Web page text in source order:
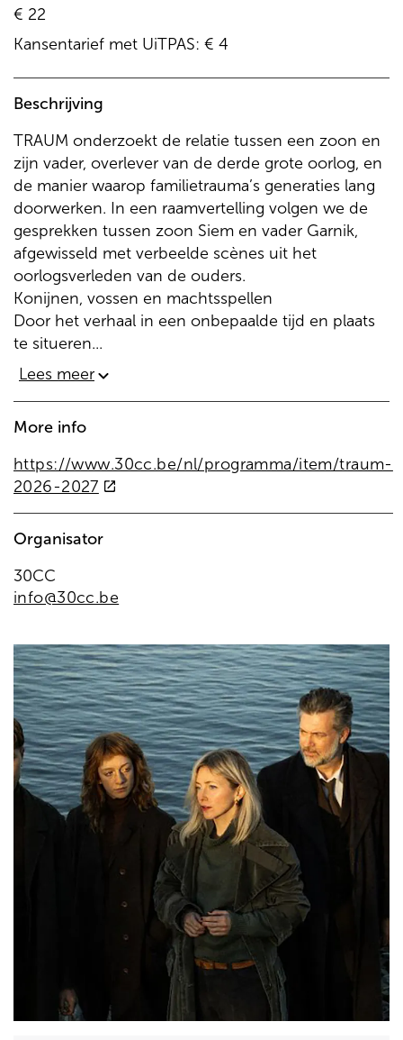
€ 22
Kansentarief met UiTPAS: € 4
Beschrijving
TRAUM onderzoekt de relatie tussen een zoon en
zijn vader, overlever van de derde grote oorlog, en
de manier waarop familietrauma’s generaties lang
doorwerken. In een raamvertelling volgen we de
gesprekken tussen zoon Siem en vader Garnik,
afgewisseld met verbeelde scènes uit het
oorlogsverleden van de ouders.
Konijnen, vossen en machtsspellen
Door het verhaal in een onbepaalde tijd en plaats
te situeren...
Lees meer
More info
https://www.30cc.be/nl/programma/item/traum-
2026-2027(externe
link)
Organisator
30CC
info@30cc.be